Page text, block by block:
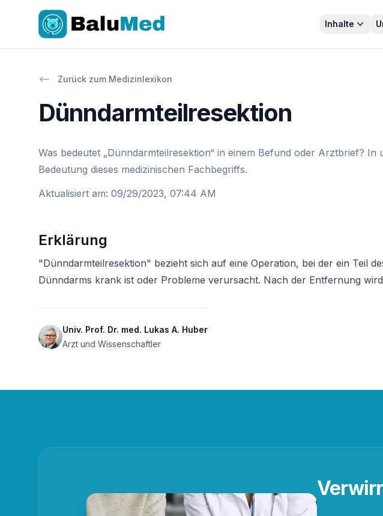
Inhalte
Zurück zum Medizinlexikon
Dünndarmteilresektion
Was bedeutet „Dünndarmteilresektion“ in einem Befund oder Arztbrief?
Bedeutung dieses medizinischen Fachbegriffs.
Aktualisiert am: 09/29/2023, 07:44 AM
Erklärung
"Dünndarmteilresektion" bezieht sich auf eine Operation, bei der ein Teil
Dünndarms krank ist oder Probleme verursacht. Nach der Entfernung
Univ. Prof. Dr. med. Lukas A. Huber
Arzt und Wissenschaftler